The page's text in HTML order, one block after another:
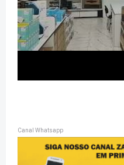
Canal Whatsapp